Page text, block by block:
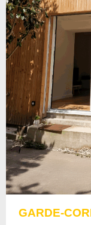
GARDE-